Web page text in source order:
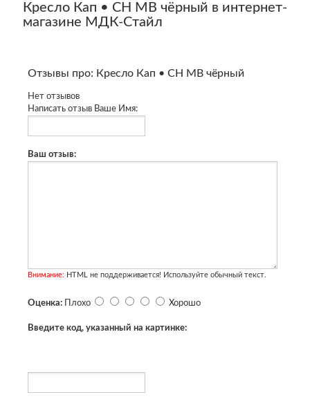
Кресло Кап • CH MB чёрный в интернет-
магазине МДК-Стайл
Отзывы про: Кресло Кап • CH MB чёрный
Нет отзывов
Написать отзыв Ваше Имя:
Ваш отзыв:
Внимание: HTML не поддерживается! Используйте обычный текст.
Оценка: Плохо Хорошо
Введите код, указанный на картинке: